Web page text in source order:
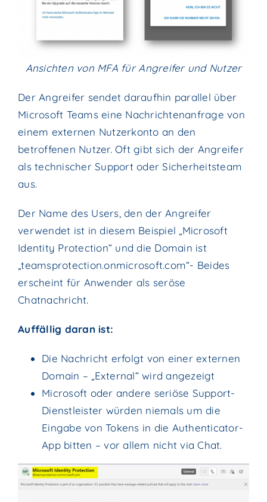
Ansichten von MFA für Angreifer und Nutzer
Der Angreifer sendet daraufhin parallel über
Microsoft Teams eine Nachrichtenanfrage von
einem externen Nutzerkonto an den
betroffenen Nutzer. Oft gibt sich der Angreifer
als technischer Support oder Sicherheitsteam
aus.
Der Name des Users, den der Angreifer
verwendet ist in diesem Beispiel „Microsoft
Identity Protection“ und die Domain ist
„teamsprotection.onmicrosoft.com“- Beides
erscheint für Anwender als seröse
Chatnachricht.
Auffällig daran ist:
Die Nachricht erfolgt von einer externen
Domain – „External“ wird angezeigt
Microsoft oder andere seriöse Support-
Dienstleister würden niemals um die
Eingabe von Tokens in die Authenticator-
App bitten – vor allem nicht via Chat.